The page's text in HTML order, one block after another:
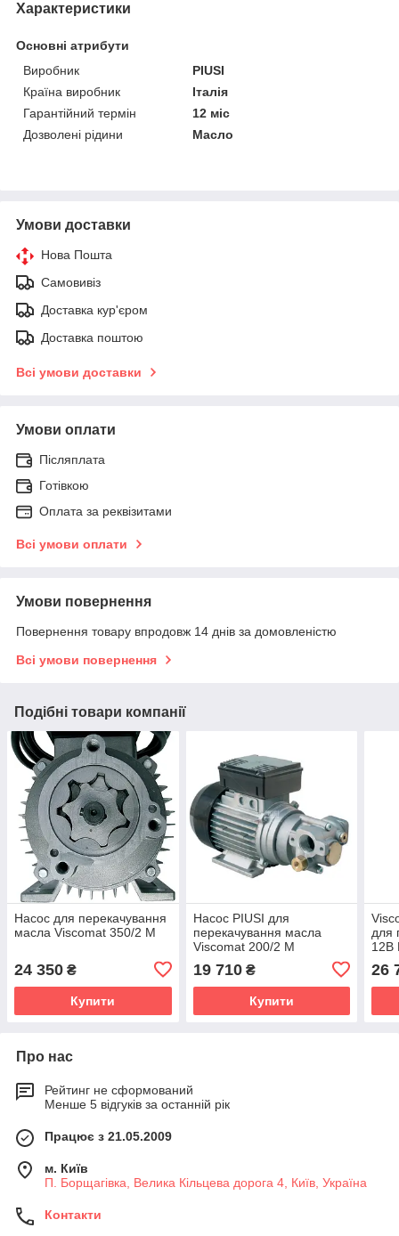
Характеристики
Основні атрибути
Виробник
PIUSI
Країна виробник
Італія
Гарантійний термін
12 міс
Дозволені рідини
Масло
Умови доставки
Нова Пошта
Самовивіз
Доставка кур'єром
Доставка поштою
Всі умови доставки
Умови оплати
Післяплата
Готівкою
Оплата за реквізитами
Всі умови оплати
Умови повернення
Повернення товару впродовж 14 днів за домовленістю
Всі умови повернення
Подібні товари компанії
Насос для перекачування
масла Viscomat 350/2 M
24 350 ₴
Купити
Насос PIUSI для
перекачування масла
Viscomat 200/2 M
19 710₴
Купити
для
12В
26
Про нас
Рейтинг не сформований
Менше 5 відгуків за останній рік
Працює з 21.05.2009
м. Київ
П. Борщагівка, Велика Кільцева дорога 4, Київ, Україна
Контакти